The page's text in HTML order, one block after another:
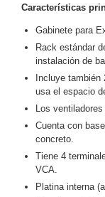
Salinos
y
VideoCubo
/ Eyeball /
Turret Fisheye
y
Hemisféricas
Motorizado
Network
Características
Gabinete para
Rack estándar
instalación de
Incluye
usa el espacio
Los
Cuenta con
concreto.
Tiene 4
VCA.
Platina interna